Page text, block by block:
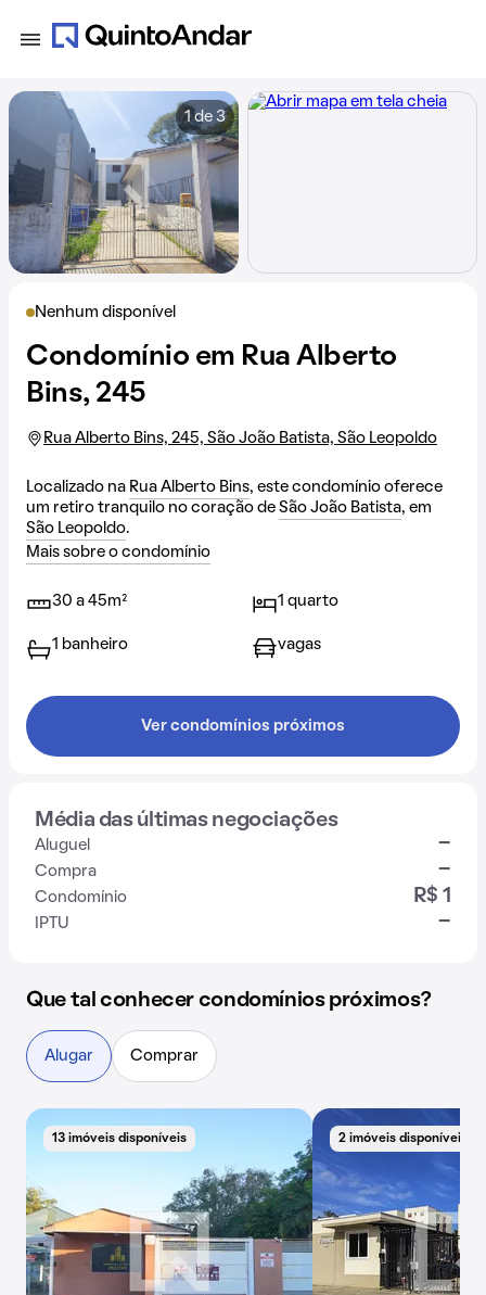
Nenhum disponível
Condomínio em Rua Alberto
Bins, 245
Rua Alberto Bins, 245, São João Batista, São Leopoldo
Localizado na Rua Alberto Bins, este condomínio oferece
um retiro tranquilo no coração de São João Batista, em
São Leopoldo.
Mais sobre o condomínio
30 a 45m² 1 quarto
1 banheiro vagas
Ver condomínios próximos
Média das últimas negociações
Aluguel -
Compra -
Condomínio R$ 1
IPTU -
1 de 3
Que tal conhecer condomínios próximos?
Alugar Comprar
13 imóveis disponíveis 2 imóveis disponíveis